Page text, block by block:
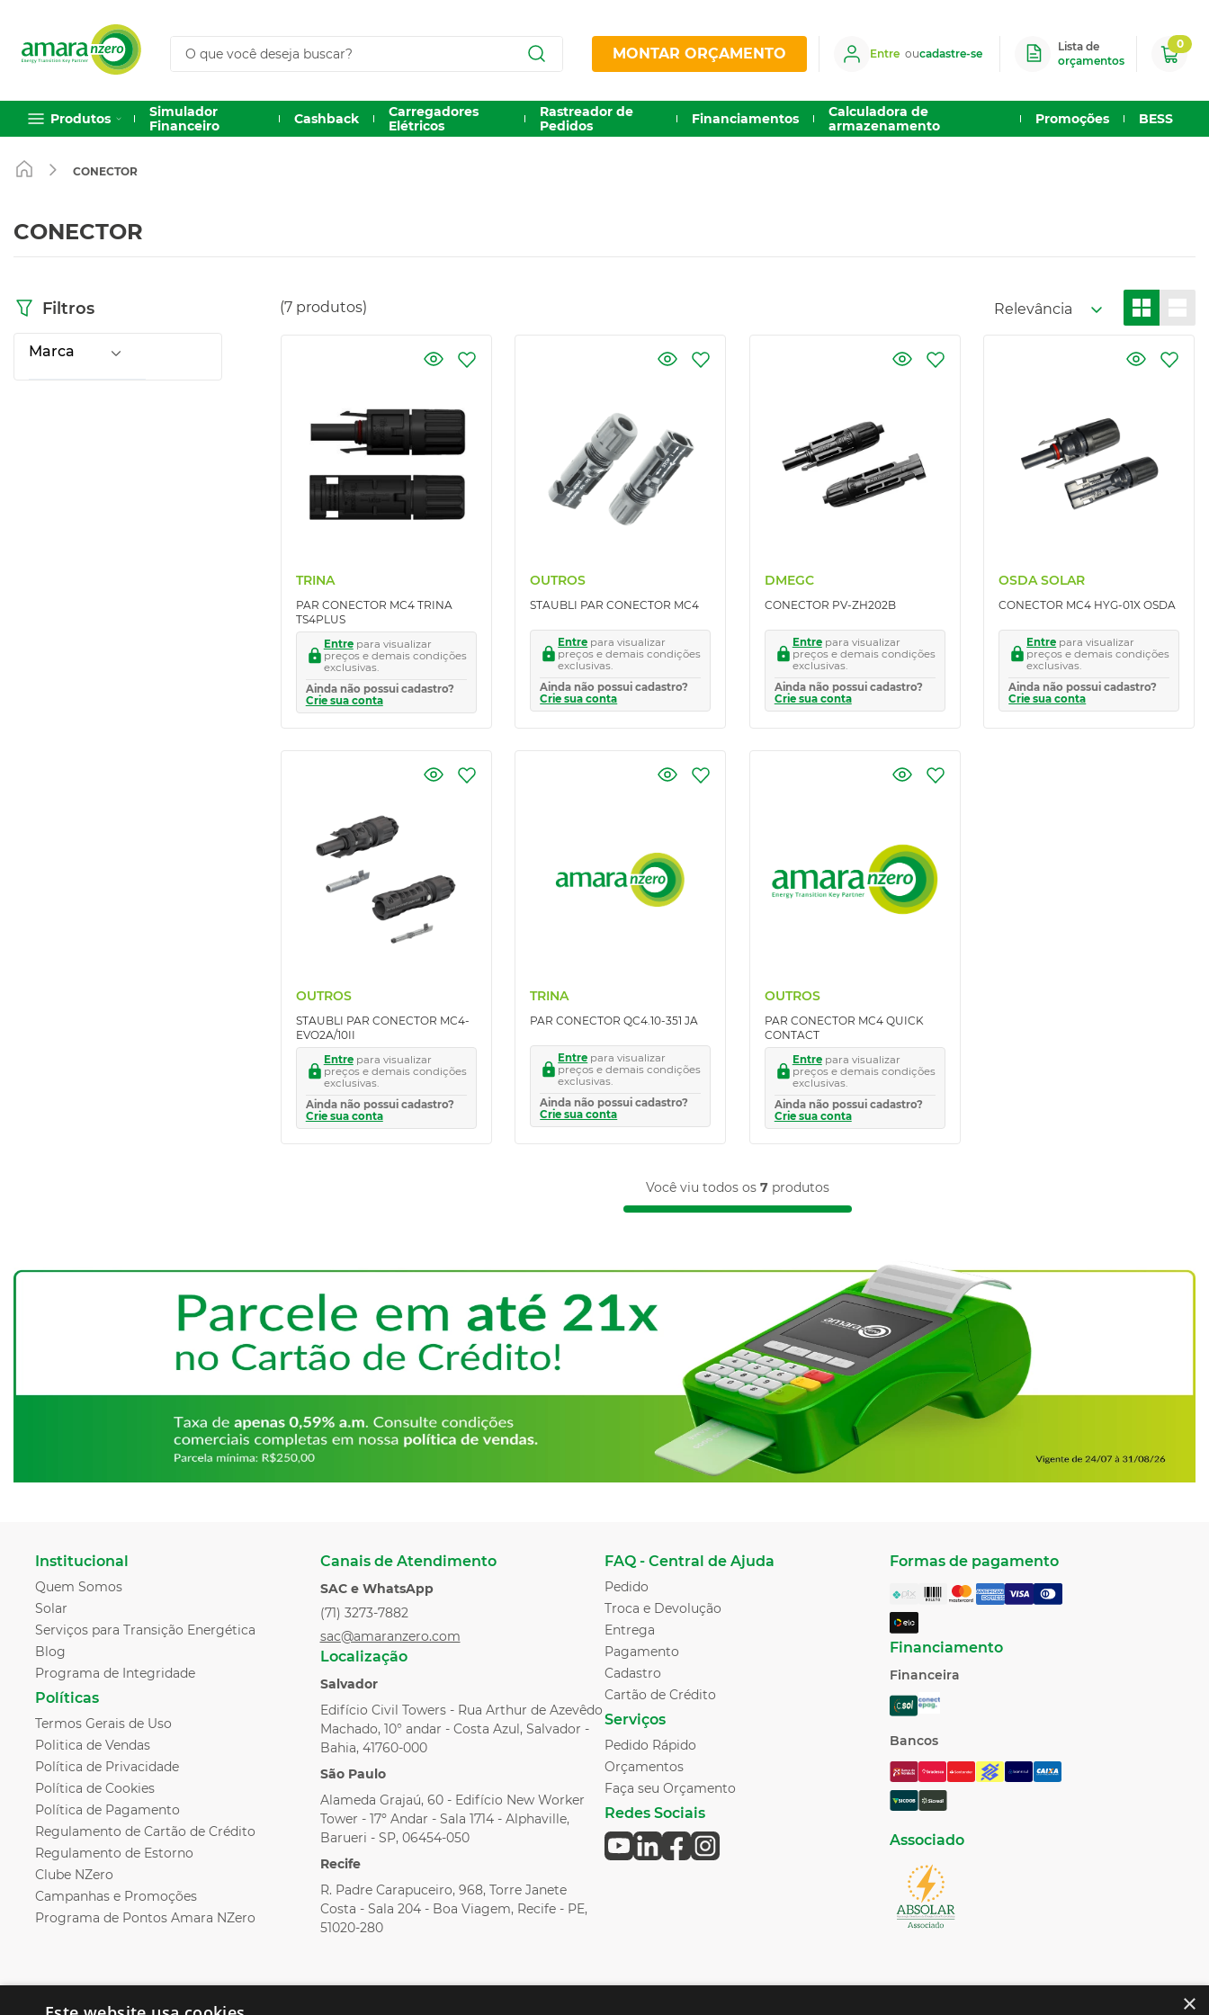
MONTAR ORÇAMENTO Entre oucadastre-se
Lista de
orçamentos
0
Produtos
Simulador
Financeiro
Cashback
Carregadores
Elétricos
Rastreador de
Pedidos
Financiamentos
Calculadora de
armazenamento
Promoções BESS
CONECTOR
CONECTOR
Filtros
Marca
7 produtos Relevância
TRINA
PAR CONECTOR MC4 TRINA
TS4PLUS
Entre para visualizar
preços e demais condições
exclusivas.
Ainda não possui cadastro?
Crie sua conta
OUTROS
STAUBLI PAR CONECTOR MC4
Entre para visualizar
preços e demais condições
exclusivas.
Ainda não possui cadastro?
Crie sua conta
DMEGC
CONECTOR PV-ZH202B
Entre para visualizar
preços e demais condições
exclusivas.
Ainda não possui cadastro?
Crie sua conta
OSDA SOLAR
CONECTOR MC4 HYG-01X OSDA
Entre para visualizar
preços e demais condições
exclusivas.
Ainda não possui cadastro?
Crie sua conta
OUTROS
STAUBLI PAR CONECTOR MC4-
EVO2A/10II
Entre para visualizar
preços e demais condições
exclusivas.
Ainda não possui cadastro?
Crie sua conta
TRINA
PAR CONECTOR QC4.10-351 JA
Entre para visualizar
preços e demais condições
exclusivas.
Ainda não possui cadastro?
Crie sua conta
OUTROS
PAR CONECTOR MC4 QUICK
CONTACT
Entre para visualizar
preços e demais condições
exclusivas.
Ainda não possui cadastro?
Crie sua conta
Você viu todos os 7 produtos
Institucional
Quem Somos
Solar
Serviços para Transição Energética
Blog
Programa de Integridade
Políticas
Termos Gerais de Uso
Politica de Vendas
Política de Privacidade
Política de Cookies
Política de Pagamento
Regulamento de Cartão de Crédito
Regulamento de Estorno
Clube NZero
Campanhas e Promoções
Programa de Pontos Amara NZero
Canais de Atendimento
SAC e WhatsApp
(71) 3273-7882
sac@amaranzero.com
Localização
Salvador
Edifício Civil Towers - Rua Arthur de Azevêdo
Machado, 10° andar - Costa Azul, Salvador -
Bahia, 41760-000
São Paulo
Alameda Grajaú, 60 - Edifício New Worker
Tower - 17º Andar - Sala 1714 - Alphaville,
Barueri - SP, 06454-050
Recife
R. Padre Carapuceiro, 968, Torre Janete
Costa - Sala 204 - Boa Viagem, Recife - PE,
51020-280
FAQ - Central de Ajuda
Pedido
Troca e Devolução
Entrega
Pagamento
Cadastro
Cartão de Crédito
Serviços
Pedido Rápido
Orçamentos
Faça seu Orçamento
Redes Sociais
Formas de pagamento
Financiamento
Financeira
Bancos
Associado
Hoymiles
×